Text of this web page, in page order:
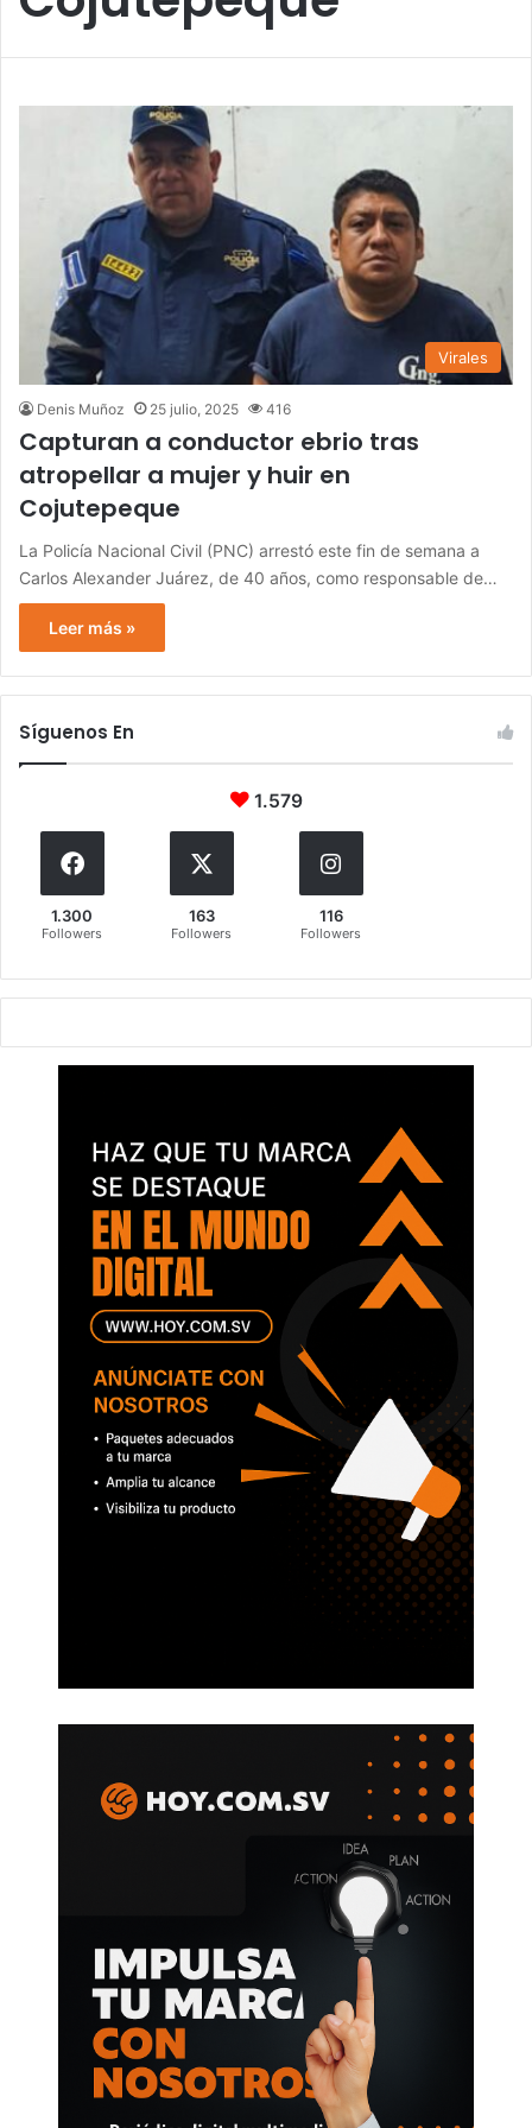
Virales
Denis Muñoz 25 julio, 2025 416
Capturan a conductor ebrio tras
atropellar a mujer y huir en
Cojutepeque
La Policía Nacional Civil (PNC) arrestó este fin de semana a
Carlos Alexander Juárez, de 40 años, como responsable de…
Leer más »
Síguenos En
1.579
1.300
Followers
163
Followers
116
Followers